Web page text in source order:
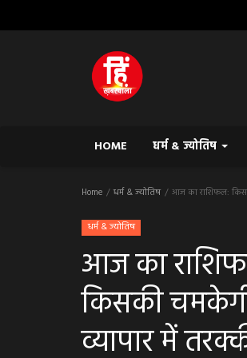
HOME धर्म & ज्योतिष
Home धर्म & ज्योतिष आज का राशिफल: किस
धर्म & ज्योतिष
आज का
किसकी
व्यापार में